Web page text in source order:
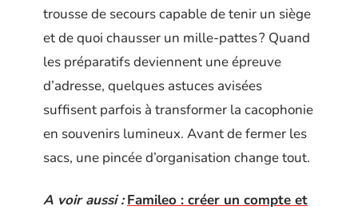
trousse de secours capable de tenir un siège
et de quoi chausser un mille-pattes ? Quand
les préparatifs deviennent une épreuve
d’adresse, quelques astuces avisées
suffisent parfois à transformer la cacophonie
en souvenirs lumineux. Avant de fermer les
sacs, une pincée d’organisation change tout.
A voir aussi : Famileo : créer un compte et